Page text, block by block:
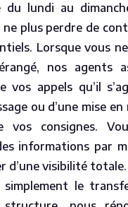
du lundi au
plus perdre de
Lorsque vous
nos agents
vos appels qu’il
ou d’une mise
vos consignes.
informations par
d’une visibilité totale.
le